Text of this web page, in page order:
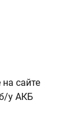
сайте
у АКБ